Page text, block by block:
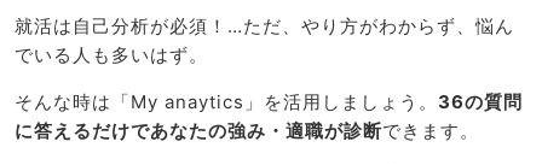
就活は自己分析が必須！…ただ、やり方がわからず、悩ん
でいる人も多いはず。
そんな時は「My anaytics」を活用しましょう。 36の質問
に答えるだけであなたの強み・適職が診断できます。